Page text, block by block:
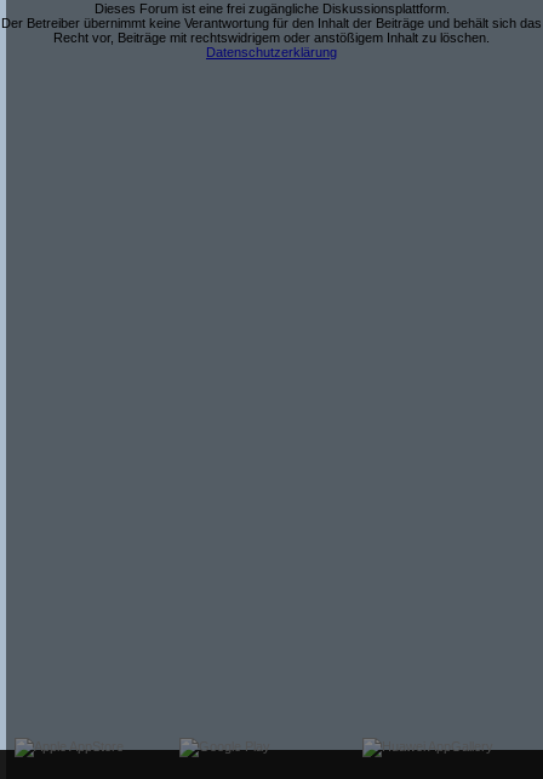
Dieses Forum ist eine frei zugängliche Diskussionsplattform.
Der Betreiber übernimmt keine Verantwortung für den Inhalt der Beiträge und behält sich das
Recht vor, Beiträge mit rechtswidrigem oder anstößigem Inhalt zu löschen.
Datenschutzerklärung